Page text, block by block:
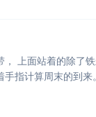
上面站着的除了
指计算周末的到